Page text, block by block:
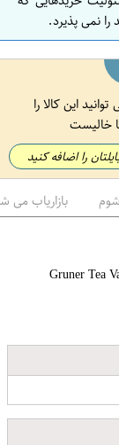
نمی پذیرد.
این کالا را
خالیست
را اضافه کنید
بازاریاب می